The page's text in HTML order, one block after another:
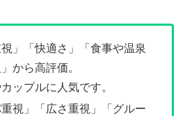
」「快適さ」「食事や温泉
から高評価。
ップルに人気です。
視」「広さ重視」「グルー